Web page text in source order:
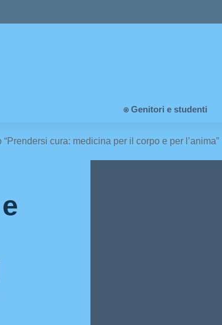
⍟ Genitori e studenti
cura: medicina per il corpo e per l’anima”